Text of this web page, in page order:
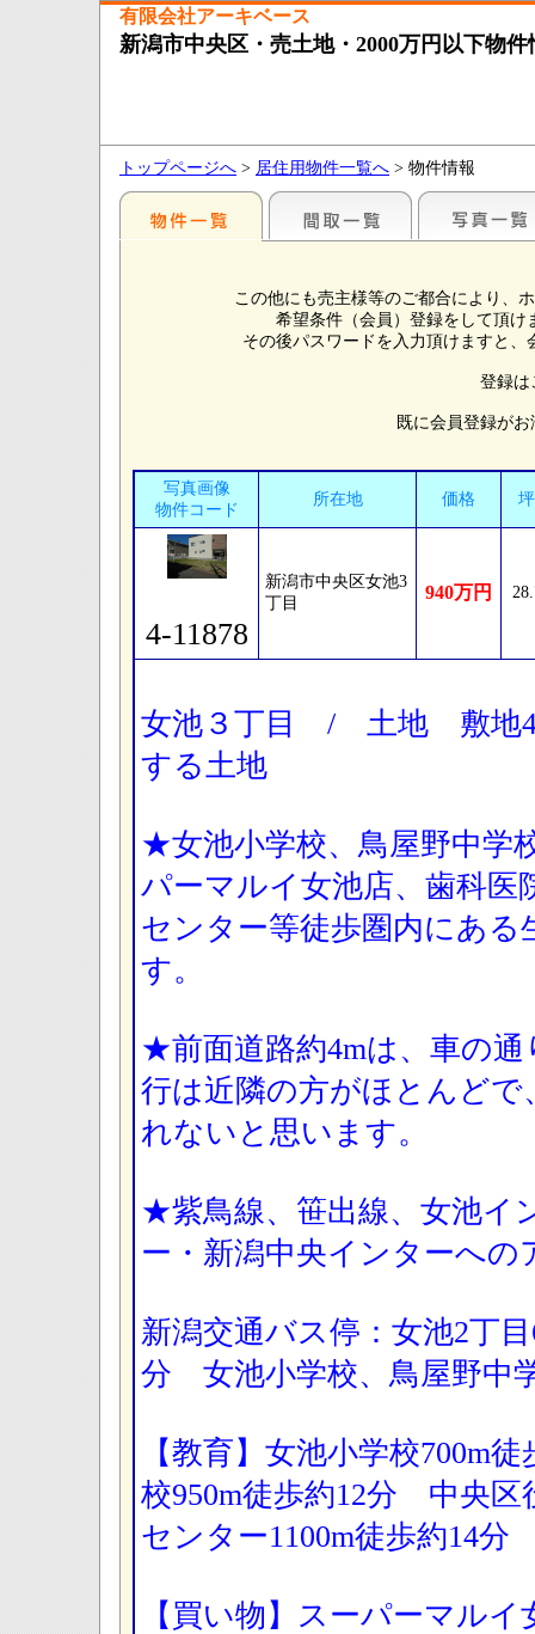
有限会社アーキベース
新潟市中央区・売土地・2000万円以下物件
トップページへ > 居住用物件一覧へ > 物件情報
この他にも売主様等のご都合により、
希望条件（会員）登録をして頂
その後パスワードを入力頂けますと
登録
既に会員登録が
写真画像
物件コード
所在地 価格
4-11878
新潟市中央区女池3
丁目
940万円
女池３丁目 / 土地 敷地
する土地
★女池小学校、鳥屋野中学
パーマルイ女池店、歯科医
センター等徒歩圏内にある
す。
★前面道路約4mは、車の
行は近隣の方がほとんど
れないと思います。
★紫鳥線、笹出線、女池イ
ー・新潟中央インターへ
新潟交通バス停：女池2丁
分 女池小学校、鳥屋野中
【教育】女池小学校700m
校950m徒歩約12分 中央区
センター1100m徒歩約14分
【買い物】スーパーマルイ